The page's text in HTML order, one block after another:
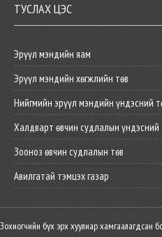
ТУСЛАХ ЦЭС
Эрүүл мэндийн яам
Эрүүл мэндийн хөгжлийн төв
Нийгмийн эрүүл мэндийн үндэсний
Халдварт өвчин судлалын үндэсний
Зооноз өвчин судлалын төв
Авилгатай тэмцэх газар
Зохиогчийн бүх эрх хуулиар хамгаалагдсан